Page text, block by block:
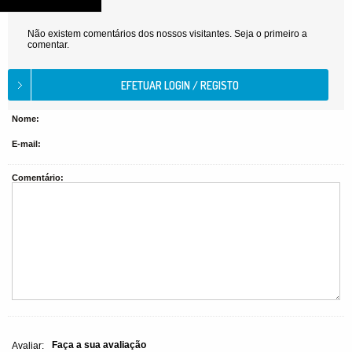
Não existem comentários dos nossos visitantes. Seja o primeiro a
comentar.
Nome:
E-mail:
Comentário:
Avaliar: Faça a sua avaliação